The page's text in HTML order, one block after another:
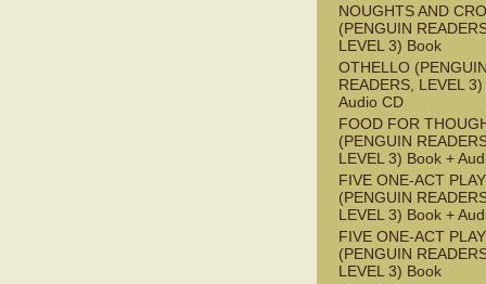
NOUGHTS AND
(PENGUIN
LEVEL 3) Book
OTHELLO
READERS, LEVEL
Audio CD
FOOD FOR
(PENGUIN
LEVEL 3) Book +
FIVE ONE-ACT
(PENGUIN
LEVEL 3) Book +
FIVE ONE-ACT
(PENGUIN
LEVEL 3) Book